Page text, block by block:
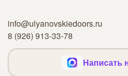
info@ulyanovskiedoors.ru
8 (926) 913-33-78
Написать